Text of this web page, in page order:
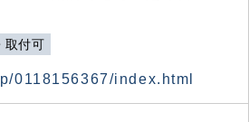
取付可
0118156367/index.html